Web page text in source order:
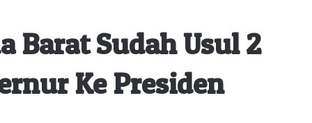
Barat Sudah Usul 2
Ke Presiden